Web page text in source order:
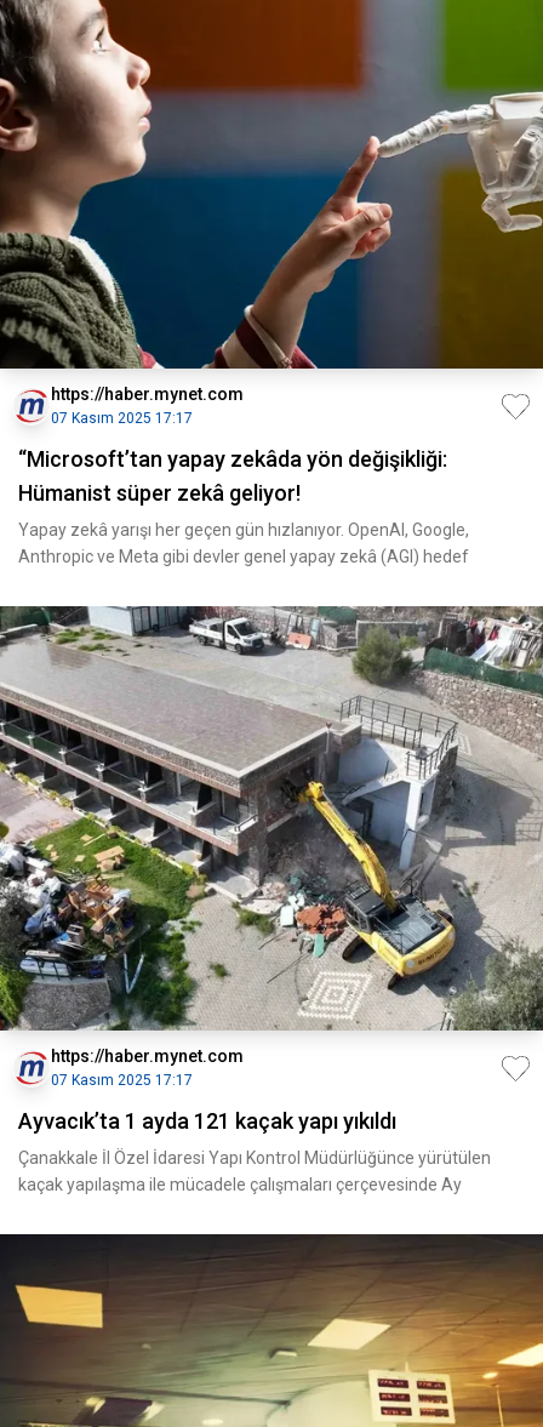
https://haber.mynet.com
07 Kasım 2025 17:17
“Microsoft’tan yapay zekâda yön değişikliği:
Hümanist süper zekâ geliyor!
Yapay zekâ yarışı her geçen gün hızlanıyor. OpenAI, Google,
Anthropic ve Meta gibi devler genel yapay zekâ (AGI) hedef
https://haber.mynet.com
07 Kasım 2025 17:17
Ayvacık’ta 1 ayda 121 kaçak yapı yıkıldı
Çanakkale İl Özel İdaresi Yapı Kontrol Müdürlüğünce yürütülen
kaçak yapılaşma ile mücadele çalışmaları çerçevesinde Ay